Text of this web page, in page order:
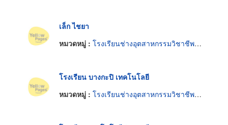
เล็ก ไชยา
หมวดหมู่ : โรงเรียนช่างอุตสาหกรรมวิชาชีพและการค้า
โรงเรียน บางกะปิ เทคโนโลยี
หมวดหมู่ : โรงเรียนช่างอุตสาหกรรมวิชาชีพและการค้า